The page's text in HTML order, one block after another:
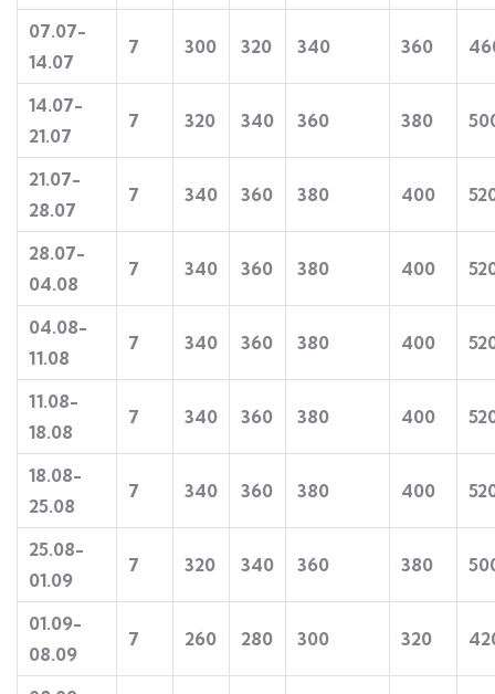
07.07-
14.07
7 300 320 340 360
14.07-
21.07
7 320 340 360 380
21.07-
28.07
7 340 360 380 400
28.07-
04.08
7 340 360 380 400
04.08-
11.08
7 340 360 380 400
11.08-
18.08
7 340 360 380 400
18.08-
25.08
7 340 360 380 400
25.08-
01.09
7 320 340 360 380
01.09-
08.09
7 260 280 300 320